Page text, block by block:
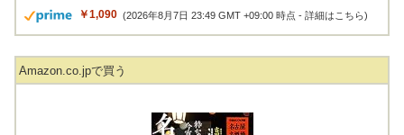
￥1,090 (2026年8月7日 23:49 GMT +09:00 時点 -詳細はこちら)
Amazon.co.jpで買う